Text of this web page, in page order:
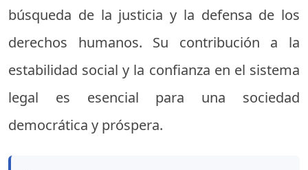
búsqueda de la justicia y la defensa de los
derechos humanos. Su contribución a la
estabilidad social y la confianza en el sistema
legal es esencial para una sociedad
democrática y próspera.